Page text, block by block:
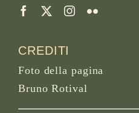
CREDITI
Foto della pagina
Bruno Rotival